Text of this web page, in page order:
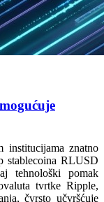
institucijama znatno
stablecoina RLUSD
tehnološki pomak
tvrtke Ripple,
čvrsto učvršćuje